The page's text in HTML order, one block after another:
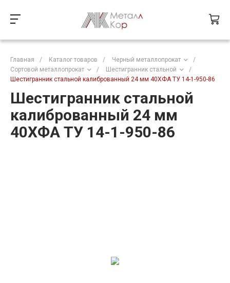
Главная / Каталог товаров / Черный металлопрокат
/
Сортовой металлопрокат
/ Шестигранник стальной
/
Шестигранник стальной калиброванный 24 мм 40ХФА ТУ 14-1-950-86
Шестигранник стальной
калиброванный 24 мм
40ХФА ТУ 14-1-950-86